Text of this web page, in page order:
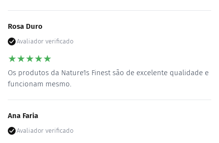
Rosa Duro
Avaliador verificado
★★★★★
Os produtos da Nature1s Finest são de excelente qualidade e
funcionam mesmo.
Ana Faria
Avaliador verificado